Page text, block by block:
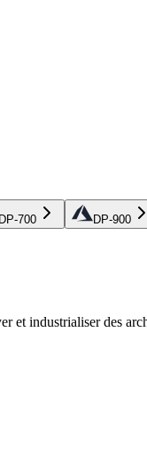
DP-700 DP-900
et industrialiser des